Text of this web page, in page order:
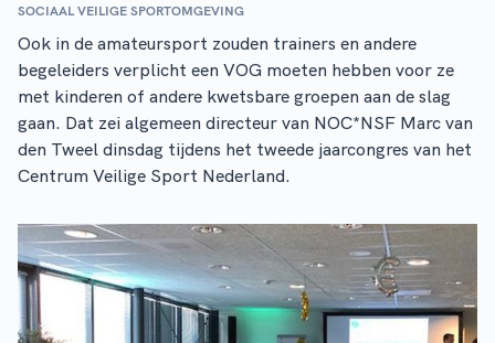
SOCIAAL VEILIGE SPORTOMGEVING
Ook in de amateursport zouden trainers en andere
begeleiders verplicht een VOG moeten hebben voor ze
met kinderen of andere kwetsbare groepen aan de slag
gaan. Dat zei algemeen directeur van NOC*NSF Marc van
den Tweel dinsdag tijdens het tweede jaarcongres van het
Centrum Veilige Sport Nederland.